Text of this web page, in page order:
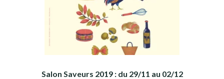
Salon Saveurs 2019 : du 29/11 au 02/12